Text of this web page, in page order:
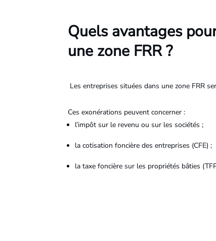
Quels avantages
une zone FRR ?
Les entreprises situées dans une zone FRR
Ces exonérations peuvent concerner :
l’impôt sur le revenu ou sur les sociétés ;
la cotisation foncière des entreprises (CFE) ;
la taxe foncière sur les propriétés bâties